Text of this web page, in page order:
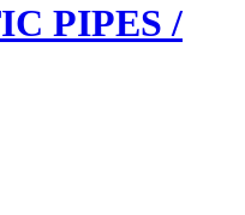
PIPES /